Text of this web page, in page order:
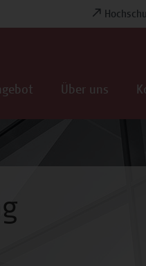
Über uns